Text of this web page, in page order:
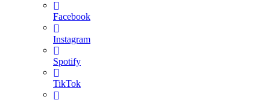
Facebook
Instagram
Spotify
TikTok